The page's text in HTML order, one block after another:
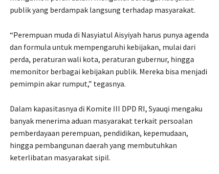
publik yang berdampak langsung terhadap masyarakat.
“Perempuan muda di Nasyiatul Aisyiyah harus punya agenda
dan formula untuk mempengaruhi kebijakan, mulai dari
perda, peraturan wali kota, peraturan gubernur, hingga
memonitor berbagai kebijakan publik. Mereka bisa menjadi
pemimpin akar rumput,” tegasnya.
Dalam kapasitasnya di Komite III DPD RI, Syauqi mengaku
banyak menerima aduan masyarakat terkait persoalan
pemberdayaan perempuan, pendidikan, kepemudaan,
hingga pembangunan daerah yang membutuhkan
keterlibatan masyarakat sipil.